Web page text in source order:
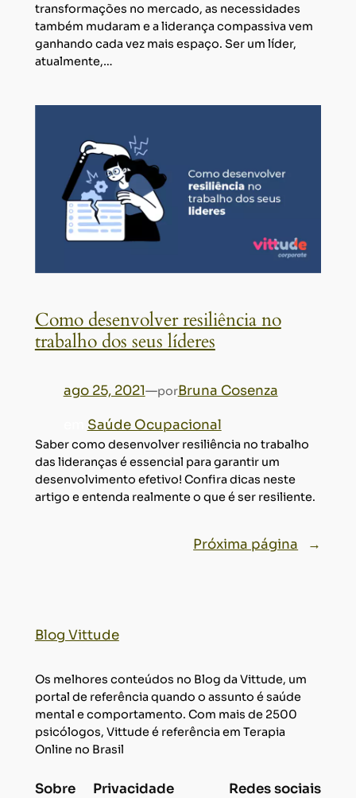
transformações no mercado, as necessidades
também mudaram e a liderança compassiva vem
ganhando cada vez mais espaço. Ser um líder,
atualmente,…
Como desenvolver resiliência no
trabalho dos seus líderes
ago 25, 2021—porBruna Cosenza
Saúde Ocupacional
Saber como desenvolver resiliência no trabalho
das lideranças é essencial para garantir um
desenvolvimento efetivo! Confira dicas neste
artigo e entenda realmente o que é ser resiliente.
Próxima página →
Blog Vittude
Os melhores conteúdos no Blog da Vittude, um
portal de referência quando o assunto é saúde
mental e comportamento. Com mais de 2500
psicólogos, Vittude é referência em Terapia
Online no Brasil
Sobre Privacidade Redes sociais